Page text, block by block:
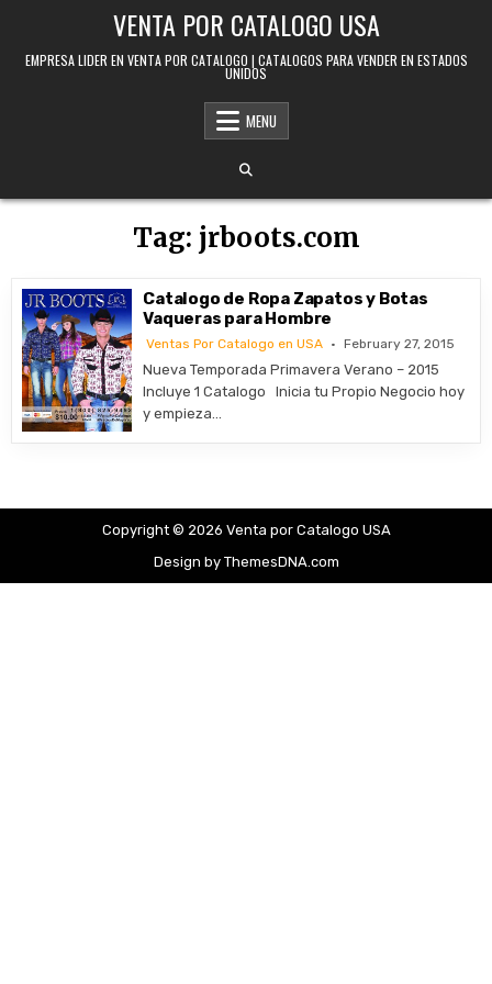
VENTA POR CATALOGO USA
EMPRESA LIDER EN VENTA POR CATALOGO | CATALOGOS PARA VENDER EN ESTADOS
UNIDOS
MENU
Tag: jrboots.com
Catalogo de Ropa Zapatos y Botas
Vaqueras para Hombre
Ventas Por Catalogo en USA February 27, 2015
Nueva Temporada Primavera Verano – 2015
Incluye 1 Catalogo Inicia tu Propio Negocio hoy
y empieza…
Copyright © 2026 Venta por Catalogo USA
Design by ThemesDNA.com